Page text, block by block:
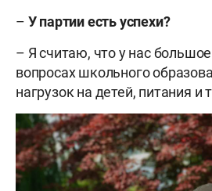
– У партии есть успехи?
– Я считаю, что у нас
вопросах школьного
нагрузок на детей, питания и